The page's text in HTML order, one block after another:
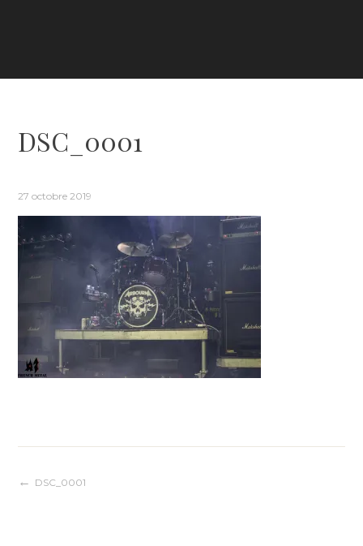
DSC_0001
27 octobre 2019
Navigation
DSC_0001